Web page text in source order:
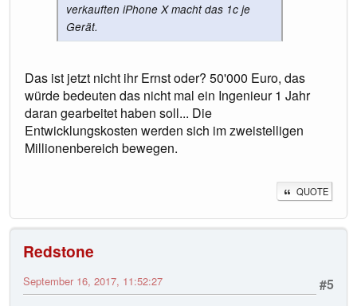
verkauften iPhone X macht das 1c je
Gerät.
Das ist jetzt nicht ihr Ernst oder? 50'000 Euro, das
würde bedeuten das nicht mal ein Ingenieur 1 Jahr
daran gearbeitet haben soll... Die
Entwicklungskosten werden sich im zweistelligen
Millionenbereich bewegen.
QUOTE
Redstone
#5
September 16, 2017, 11:52:27